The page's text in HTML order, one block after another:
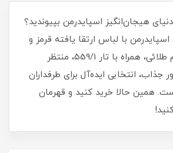
دنیای هیجان‌انگیز اسپایدرمن بپیوندید؟
با لباس ارتقا یافته قرمز و
خطوط مشکی و آرم طلائی، همراه با تار 559/1، منتظر
انتخابی ایده‌آل برای طرفداران
همین حالا خرید کنید و قهرمان